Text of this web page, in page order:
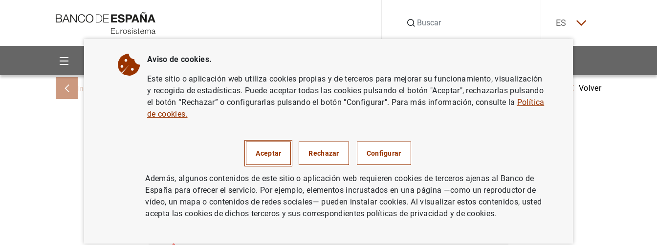
ES
Sobre el Banco Áreas de actuación
Inicio Noticias y eventos Noticias del Banco Central Europeo Notas de prensa del Banco Central Europeo Estadísticas de fondos de inversión de la zona del euro: tercer
Volver
del euro: tercer trimestre de 2021
ESPAÑA
Aviso de cookies.
Este sitio o aplicación web utiliza cookies propias y de terceros para mejorar su funcionamiento, visualización
y recogida de estadísticas. Puede aceptar todas las cookies pulsando el botón "Aceptar", rechazarlas pulsando
el botón “Rechazar” o configurarlas pulsando el botón "Configurar". Para más información, consulte la Política
de cookies.
Aceptar Rechazar Configurar
Además, algunos contenidos de este sitio o aplicación web requieren cookies de terceros ajenas al Banco de
España para ofrecer el servicio. Por ejemplo, elementos incrustados en una página —como un reproductor de
vídeo, un mapa o contenidos de redes sociales— pueden instalar cookies. Al visualizar estos contenidos, usted
acepta las cookies de dichos terceros y sus correspondientes políticas de privacidad y de cookies.